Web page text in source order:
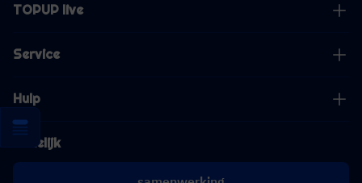
TOPUP live
Service
Hulp
Zakelijk